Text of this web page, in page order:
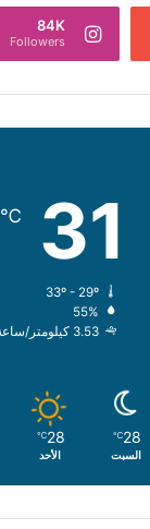
84K
Followers
31
℃
55%
3.53 كيلومتر/ساعة
28
℃
السبت
28
℃
الأحد